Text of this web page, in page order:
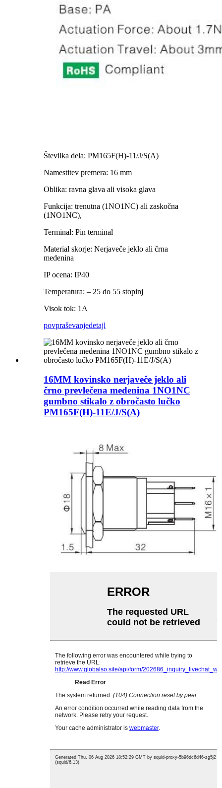
Številka dela: PM165F(H)-11/J/S(A)
Namestitev premera: 16 mm
Oblika: ravna glava ali visoka glava
Funkcija: trenutna (1NO1NC) ali zaskočna
(1NO1NC),
Terminal: Pin terminal
Material skorje: Nerjaveče jeklo ali črna
medenina
IP ocena: IP40
Temperatura: – 25 do 55 stopinj
Visok tok: 1A
povpraševanjedetajl
16MM kovinsko nerjaveče jeklo ali
črno prevlečena medenina 1NO1NC
gumbno stikalo z obročasto lučko
PM165F(H)-11E/J/S(A)